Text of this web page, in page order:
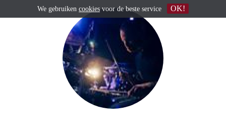
We gebruiken cookiesvoor de beste service OK!